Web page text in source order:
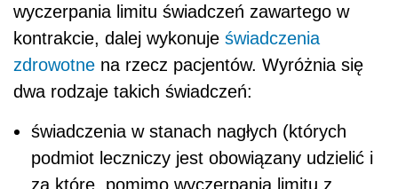
wyczerpania limitu świadczeń zawartego w
kontrakcie, dalej wykonuje świadczenia
zdrowotne na rzecz pacjentów. Wyróżnia się
dwa rodzaje takich świadczeń:
świadczenia w stanach nagłych (których
podmiot leczniczy jest obowiązany udzielić i
za które, pomimo wyczerpania limitu z